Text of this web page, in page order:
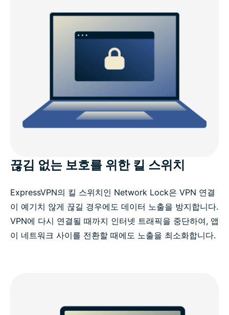
끊김 없는 보호를 위한 킬 스위치
ExpressVPN의 킬 스위치인 Network Lock은 VPN 연결
이 예기치 않게 끊길 경우에도 데이터 노출을 방지합니다.
VPN에 다시 연결될 때까지 인터넷 트래픽을 중단하여, 앱
이 네트워크 사이를 전환할 때에도 노출을 최소화합니다.